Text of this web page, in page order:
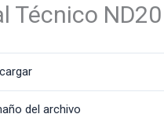
Técnico ND20
del archivo